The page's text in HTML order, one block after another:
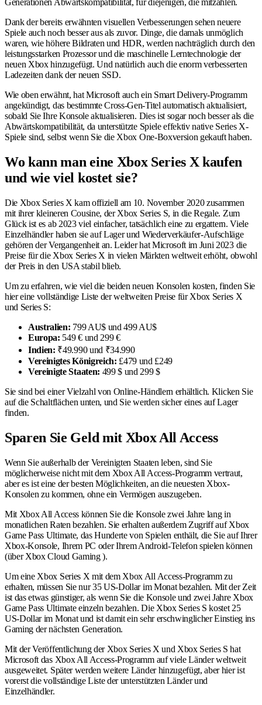
Generationen Abwärtskompatibilität, für diejenigen, die mitzählen.
Dank der bereits erwähnten visuellen Verbesserungen sehen neuere
Spiele auch noch besser aus als zuvor. Dinge, die damals unmöglich
waren, wie höhere Bildraten und HDR, werden nachträglich durch den
leistungsstarken Prozessor und die maschinelle Lerntechnologie der
neuen Xbox hinzugefügt. Und natürlich auch die enorm verbesserten
Ladezeiten dank der neuen SSD.
Wie oben erwähnt, hat Microsoft auch ein Smart Delivery-Programm
angekündigt, das bestimmte Cross-Gen-Titel automatisch aktualisiert,
sobald Sie Ihre Konsole aktualisieren. Dies ist sogar noch besser als die
Abwärtskompatibilität, da unterstützte Spiele effektiv native Series X-
Spiele sind, selbst wenn Sie die Xbox One-Boxversion gekauft haben.
Wo kann man eine Xbox Series X kaufen
und wie viel kostet sie?
Die Xbox Series X kam offiziell am 10. November 2020 zusammen
mit ihrer kleineren Cousine, der Xbox Series S, in die Regale. Zum
Glück ist es ab 2023 viel einfacher, tatsächlich eine zu ergattern. Viele
Einzelhändler haben sie auf Lager und Wiederverkäufer-Aufschläge
gehören der Vergangenheit an. Leider hat Microsoft im Juni 2023 die
Preise für die Xbox Series X in vielen Märkten weltweit erhöht, obwohl
der Preis in den USA stabil blieb.
Um zu erfahren, wie viel die beiden neuen Konsolen kosten, finden Sie
hier eine vollständige Liste der weltweiten Preise für Xbox Series X
und Series S:
Australien: 799 AU$ und 499 AU$
Europa: 549 € und 299 €
Indien: ₹49.990 und ₹34.990
Vereinigtes Königreich: £479 und £249
Vereinigte Staaten: 499 $ und 299 $
Sie sind bei einer Vielzahl von Online-Händlern erhältlich. Klicken Sie
auf die Schaltflächen unten, und Sie werden sicher eines auf Lager
finden.
Sparen Sie Geld mit Xbox All Access
Wenn Sie außerhalb der Vereinigten Staaten leben, sind Sie
möglicherweise nicht mit dem Xbox All Access-Programm vertraut,
aber es ist eine der besten Möglichkeiten, an die neuesten Xbox-
Konsolen zu kommen, ohne ein Vermögen auszugeben.
Mit Xbox All Access können Sie die Konsole zwei Jahre lang in
monatlichen Raten bezahlen. Sie erhalten außerdem Zugriff auf Xbox
Game Pass Ultimate, das Hunderte von Spielen enthält, die Sie auf Ihrer
Xbox-Konsole, Ihrem PC oder Ihrem Android-Telefon spielen können
(über Xbox Cloud Gaming ).
Um eine Xbox Series X mit dem Xbox All Access-Programm zu
erhalten, müssen Sie nur 35 US-Dollar im Monat bezahlen. Mit der Zeit
ist das etwas günstiger, als wenn Sie die Konsole und zwei Jahre Xbox
Game Pass Ultimate einzeln bezahlen. Die Xbox Series S kostet 25
US-Dollar im Monat und ist damit ein sehr erschwinglicher Einstieg ins
Gaming der nächsten Generation.
Mit der Veröffentlichung der Xbox Series X und Xbox Series S hat
Microsoft das Xbox All Access-Programm auf viele Länder weltweit
ausgeweitet. Später werden weitere Länder hinzugefügt, aber hier ist
vorerst die vollständige Liste der unterstützten Länder und
Einzelhändler.